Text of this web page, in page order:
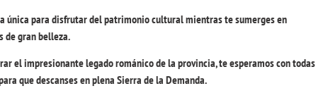
única para disfrutar del patrimonio cultural mientras te sumerges en
de gran belleza.
el impresionante legado románico de la provincia, te esperamos con todas
que descanses en plena Sierra de la Demanda.